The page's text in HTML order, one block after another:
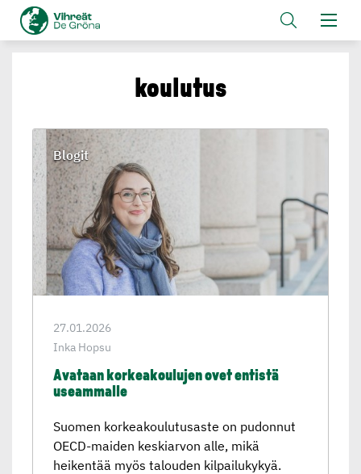
koulutus
27.01.2026
Inka Hopsu
Avataan korkeakou­lujen ovet entistä
useammalle
Suomen korkeakoulutusaste on pudonnut
OECD-maiden keskiarvon alle, mikä
heikentää myös talouden kilpailukykyä.
Blogit